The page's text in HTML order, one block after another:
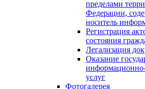
пределами
Федерации,
носитель
Регистрация
состояния
Легализация
Оказание
услуг
Фотогалерея